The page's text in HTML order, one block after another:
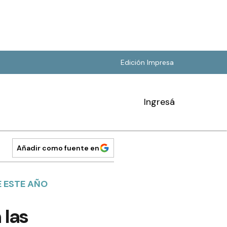
Edición Impresa
Ingresá
Añadir como fuente en
ESTE AÑO